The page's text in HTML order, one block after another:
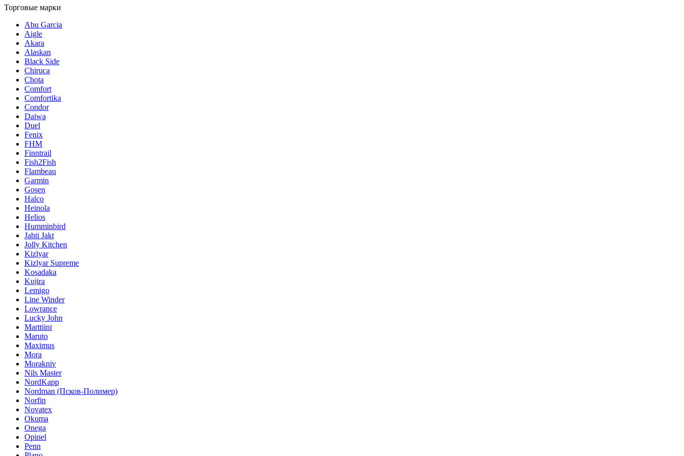
Торговые марки
Abu Garcia
Aigle
Akara
Alaskan
Black Side
Chiruca
Chota
Comfort
Comfortika
Condor
Daiwa
Duel
Fenix
FHM
Finntrail
Fish2Fish
Flambeau
Garmin
Gosen
Halco
Heinola
Helios
Humminbird
Jahti Jakt
Jolly Kitchen
Kizlyar
Kizlyar Supreme
Kosadaka
Kujira
Lemigo
Line Winder
Lowrance
Lucky John
Marttiini
Maruto
Maximus
Mora
Morakniv
Nils Master
NordKapp
Nordman (Псков-Полимер)
Norfin
Novatex
Okuma
Onega
Opinel
Penn